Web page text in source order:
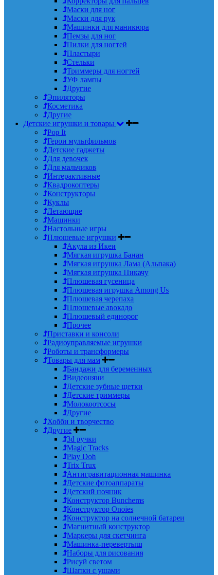
Маски для ног
Маски для рук
Машинки для маникюра
Пемзы для ног
Пилки для ногтей
Пластыри
Стельки
Триммеры для ногтей
УФ лампы
Другие
Эпиляторы
Косметика
Другие
Детские игрушки и товары
Pop It
Герои мультфильмов
Детские гаджеты
Для девочек
Для мальчиков
Интерактивные
Квадрокоптеры
Конструкторы
Куклы
Летающие
Машинки
Настольные игры
Плюшевые игрушки
Акула из Икеи
Мягкая игрушка Банан
Мягкая игрушка Лама (Альпака)
Мягкая игрушка Пикачу
Плюшевая гусеница
Плюшевая игрушка Among Us
Плюшевая черепаха
Плюшевые авокадо
Плюшевый единорог
Прочее
Приставки и консоли
Радиоуправляемые игрушки
Роботы и трансформеры
Товары для мам
Бандажи для беременных
Видеоняни
Детские зубные щетки
Детские триммеры
Молокоотсосы
Другие
Хобби и творчество
Другие
3d ручки
Magic Tracks
Play Doh
Trix Trux
Антигравитационная машинка
Детские фотоаппараты
Детский ночник
Конструктор Bunchems
Конструктор Onoies
Конструктор на солнечной батареи
Магнитный конструктор
Маркеры для скетчинга
Машинка-перевертыш
Наборы для рисования
Рисуй светом
Шапки с ушами